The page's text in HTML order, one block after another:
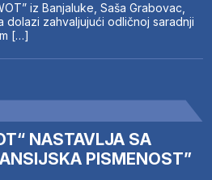
iz Banjaluke, Saša Grabovac,
dolazi zahvaljujući odličnoj saradnji
[…]
NASTAVLJA SA
PISMENOST”